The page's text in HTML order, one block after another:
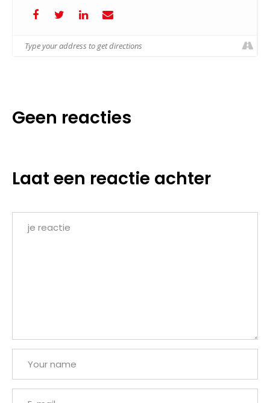
Geen reacties
Laat een reactie achter